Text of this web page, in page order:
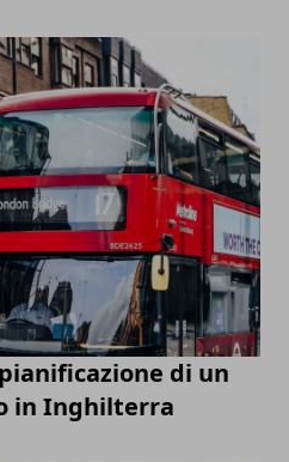
di un
in Inghilterra